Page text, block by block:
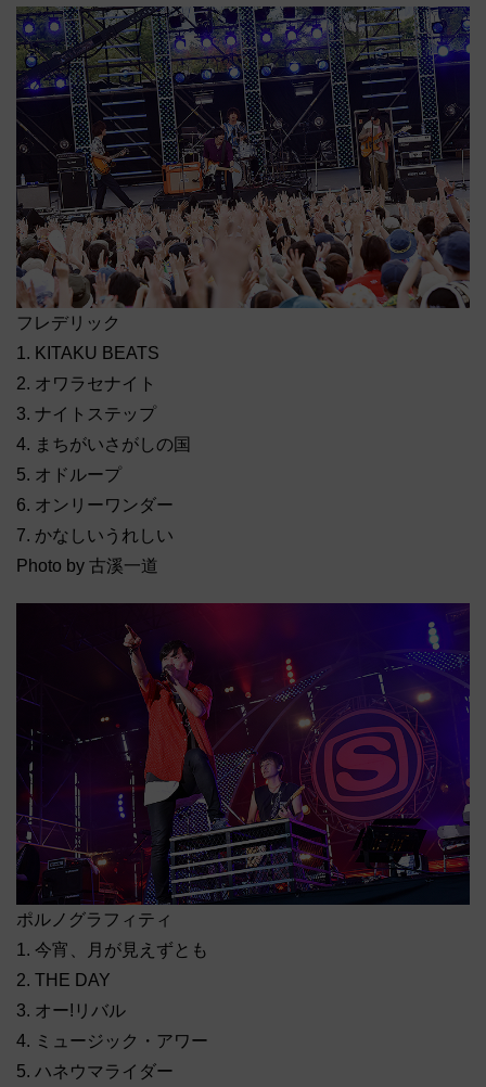
フレデリック
1. KITAKU BEATS
2. オワラセナイト
3. ナイトステップ
4. まちがいさがしの国
5. オドループ
6. オンリーワンダー
7. かなしいうれしい
Photo by 古溪一道
ポルノグラフィティ
1. 今宵、月が見えずとも
2. THE DAY
3. オー!リバル
4. ミュージック・アワー
5. ハネウマライダー